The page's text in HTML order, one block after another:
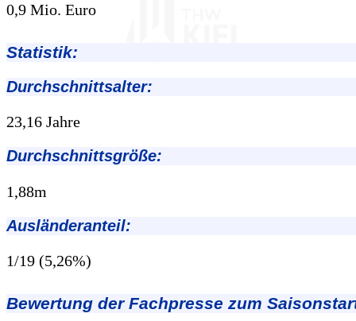
0,9 Mio. Euro
Statistik:
Durchschnittsalter:
23,16 Jahre
Durchschnittsgröße:
1,88m
Ausländeranteil:
1/19 (5,26%)
Bewertung der Fachpresse zum